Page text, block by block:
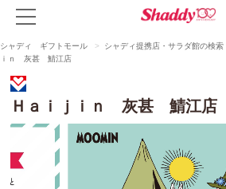
シャディ ギフトモール シャディ提携店・サラダ館の検索
ｉｎ 灰甚 鯖江店
Ｈａｉｊｉｎ 灰甚 鯖江店